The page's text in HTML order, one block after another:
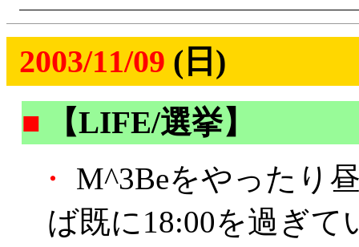
2003/11/09 (日)
■
【LIFE/選挙】
・
M^3Beをやったり
ば既に18:00を過ぎ